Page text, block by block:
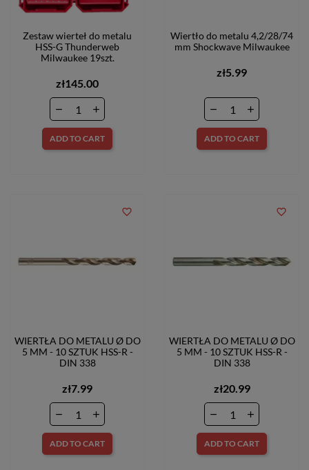
Zestaw wierteł do metalu
HSS-G Thunderweb
Milwaukee 19szt.
zł145.00
ADD TO CART
Wiertło do metalu 4,2/28/74
mm Shockwave Milwaukee
zł5.99
ADD TO CART
WIERTŁA DO METALU Ø DO
5 MM - 10 SZTUK HSS-R -
DIN 338
zł7.99
ADD TO CART
favorite_border
WIERTŁA DO METALU Ø DO
5 MM - 10 SZTUK HSS-R -
DIN 338
zł20.99
ADD TO CART
favorite_border